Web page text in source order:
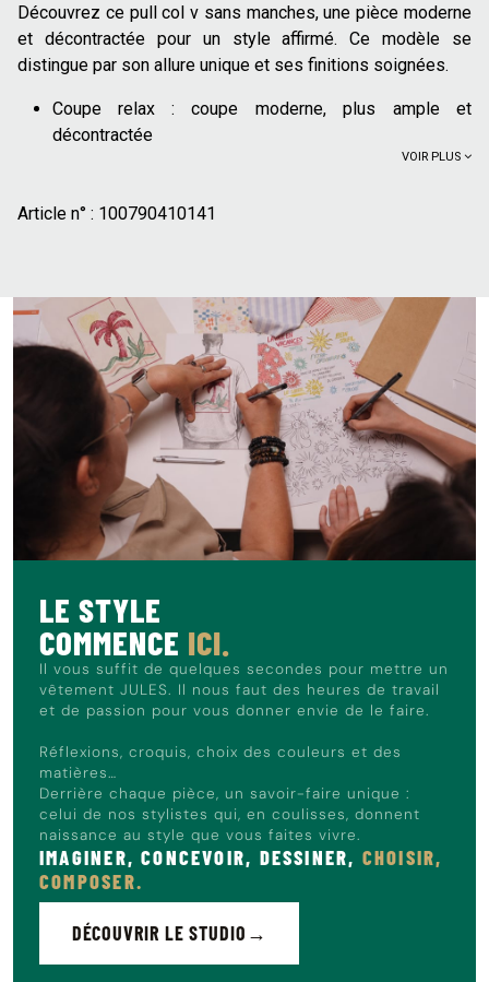
Découvrez ce pull col v sans manches, une pièce moderne
et décontractée pour un style affirmé. Ce modèle se
distingue par son allure unique et ses finitions soignées.
Coupe relax : coupe moderne, plus ample et
décontractée
Finitions côtelées en bas de corps et bas de manche
50% coton recyclé
50% polyester recyclé
Ce pull sans manches se marie parfaitement avec un jean
brut et des baskets pour un look décontracté. On peut aussi
l'associer à un chino et une veste légère pour une allure
plus soignée.
Le mannequin mesure 1m86 et porte du L.
VOIR PLUS
Article n° : 100790410141
LE STYLE
COMMENCE ICI.
Il vous suffit de quelques secondes pour mettre un
vêtement JULES. Il nous faut des heures de travail
et de passion pour vous donner envie de le faire.
Réflexions, croquis, choix des couleurs et des
matières…
Derrière chaque pièce, un savoir-faire unique :
celui de nos stylistes qui, en coulisses, donnent
naissance au style que vous faites vivre.
IMAGINER, CONCEVOIR, DESSINER, CHOISIR,
COMPOSER.
DÉCOUVRIR LE STUDIO